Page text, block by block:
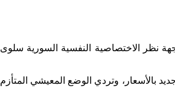
وجهة نظر الاختصاصية النفسية السورية سلوى
بالأسعار، وتردي الوضع المعيشي المتأزم